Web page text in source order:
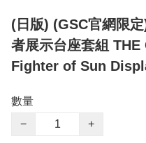
(日版) (GSC官網限
者展示台座套組
Fighter of Sun
數量
−
+